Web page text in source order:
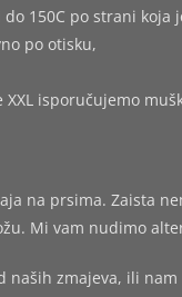
150C po strani koja
po otisku,
isporučujemo
na prsima. Zaista
Mi vam nudimo
naših zmajeva, ili